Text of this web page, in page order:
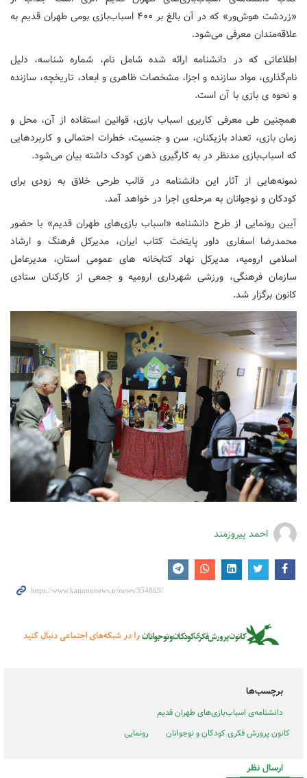
«زردشت هوش‌ور» که در آن بالغ بر ۴۰۰ اسباب‌بازی بومی طهران قدیم به
علاقه‌مندان معرفی می‌شود.
اطلاعاتی که در دانشنامه ارائه شده شامل نام، شماره شناسه، دلیل
نام‌گذاری، مواد سازنده و اجزا، مشخصات ظاهری و ابعاد، تاریخچه، سازنده
و نحوه ی بازی با آن است.
همچنین طی معرفی کاربری اسباب بازی، قوانین استفاده از آن، محل و
زمان بازی، تعداد بازیکنان، سن و جنسیت، خطرات احتمالی و کاربردهایی
که اسباب‌بازی مدنظر در به کارگیری ذهن کودک داشته بیان می‌شود.
نمونه‌هایی از آثار این دانشنامه در قالب طرحی خلاق به زودی برای
کودکان و نوجوانان به مرحله‌ی اجرا در خواهد آمد.
آیین رونمایی از طرح دانشنامه «اسباب بازی‌های طهران قدیم» با حضور
محمدرضا اسفاری داور پایتخت کتاب ایران، مدیرکل فرهنگ و ارشاد
اسلامی ارومیه، مدیرکل نهاد کتابخانه های عمومی استان، مدیرعامل
سازمان فرهنگی، ورزشی شهرداری ارومیه و جمعی از کارکنان ستادی
کانون برگزار شد.
احمد پیروزمند
برچسب‌ها
دانشنامه‌ی اسباب‌بازی‌های طهران قدیم
کانون پرورش فکری کودکان و نوجوانان
رونمایی
ارسال نظر